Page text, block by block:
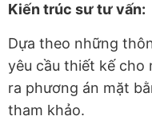
Kiến trúc sư tư vấn:
Dựa theo những
yêu cầu thiết kế cho
ra phương án mặt
tham khảo.